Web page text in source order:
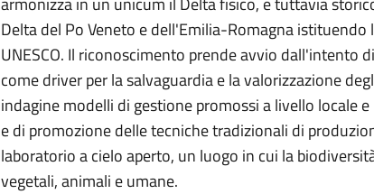
Delta del Po Veneto e dell'Emilia-Romagna
UNESCO. Il riconoscimento prende avvio dall'intento
come driver per la salvaguardia e la valorizzazione
indagine modelli di gestione promossi a livello locale
e di promozione delle tecniche tradizionali di
laboratorio a cielo aperto, un luogo in cui la
vegetali, animali e umane.